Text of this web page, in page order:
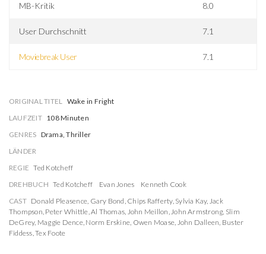
MB-Kritik 8.0
User Durchschnitt 7.1
Moviebreak User 7.1
ORIGINAL TITEL Wake in Fright
LAUFZEIT 108 Minuten
GENRES Drama, Thriller
LÄNDER
REGIE Ted Kotcheff
DREHBUCH Ted Kotcheff Evan Jones
Kenneth Cook
CAST Donald Pleasence, Gary Bond, Chips Rafferty, Sylvia Kay, Jack
Thompson, Peter Whittle,Al Thomas, John Meillon,John Armstrong, Slim
DeGrey, Maggie Dence, Norm Erskine, Owen Moase, John Dalleen, Buster
Fiddess,Tex Foote